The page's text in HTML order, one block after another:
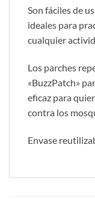
Son fáciles de
ideales para
cualquier
Los parches
«BuzzPatch»
eficaz para
contra los
Envase